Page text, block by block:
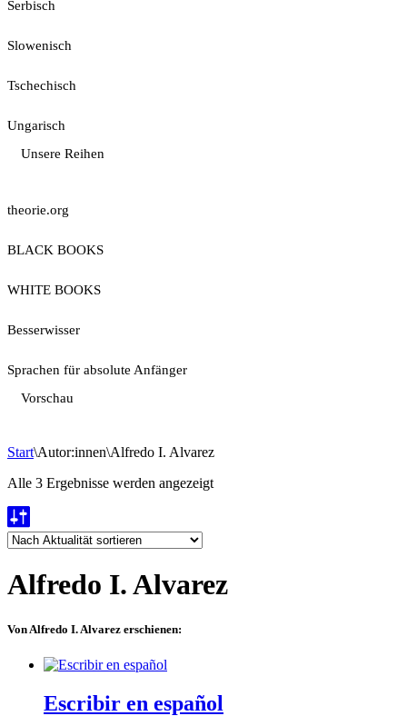
Serbisch
Slowenisch
Tschechisch
Ungarisch
Unsere Reihen
theorie.org
BLACK BOOKS
WHITE BOOKS
Besserwisser
Sprachen für absolute Anfänger
Vorschau
Start\Autor:innen\Alfredo I. Alvarez
Alle 3 Ergebnisse werden angezeigtNach
Alfredo I. Alvarez
Von Alfredo I. Alvarez erschienen:
Escribir en español